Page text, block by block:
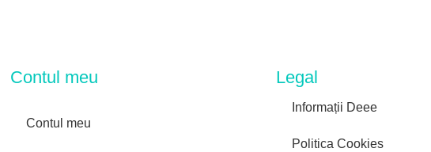
Contul meu
Contul meu
Legal
Informații Deee
Politica Cookies